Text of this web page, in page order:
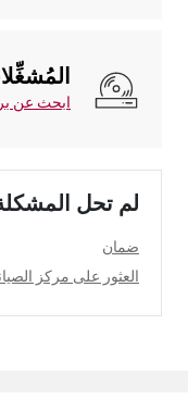
ابحث عن
لم تحل
ضمان
العثور على مركز